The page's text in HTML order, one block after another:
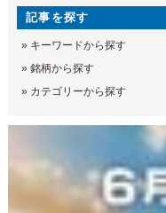
記事を探す
» キーワードから探す
» 銘柄から探す
» カテゴリーから探す